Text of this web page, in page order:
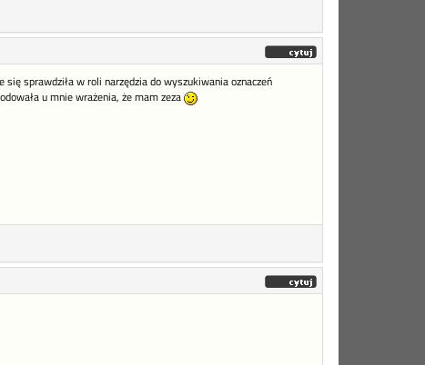
sprawdziła w roli narzędzia do wyszukiwania oznaczeń
u mnie wrażenia, że mam zeza